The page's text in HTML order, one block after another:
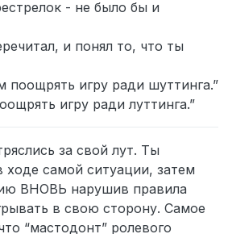
- не было бы и
и понял то, что ты
поощрять игру ради шуттинга.”
игру ради луттинга.”
за свой лут. Ты
ходе самой ситуации, затем
ВНОВЬ нарушив правила
в свою сторону. Самое
“мастодонт” ролевого